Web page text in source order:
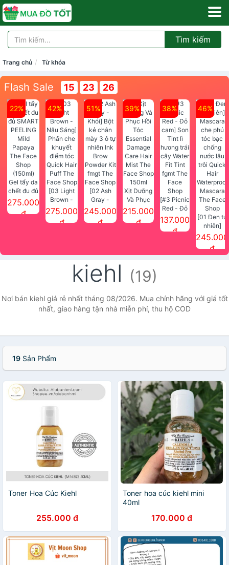
Tìm kiếm
Trang chủ Từ khóa
Flash Sale 15 23 26
22%
Gel tẩy da
chết đu đủ
SMART
PEELING
275.000
đ
42%
[03 Light
Brown -
Nâu Sáng]
Phấn che
275.000
đ
51%
[02 Ash
Gray -
Khói] Bột
kẻ chân
Face Shop
245.000
đ
39%
Xịt Dưỡng
Và Phục
Hồi Tóc
Essential
215.000
đ
38%
[#3 Picnic
Red - Đỏ
cam] Son
137.000
đ
46%
[01 Đen tự
nhiên]
Mascara
che phủ
Waterproof
Mascara
245.000
đ
kiehl (19)
Nơi bán kiehl giá rẻ nhất tháng 08/2026. Mua chính hãng với giá tốt
nhất, giao hàng tận nhà miễn phí, thu hộ COD
19 Sản Phẩm
Toner Hoa Cúc Kiehl
255.000 đ
Toner hoa cúc kiehl mini
40ml
170.000 đ